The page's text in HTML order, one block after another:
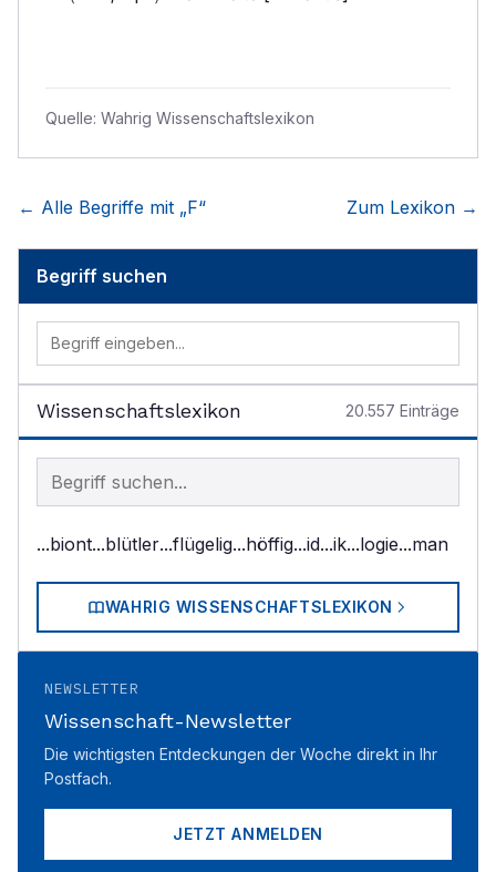
Quelle: Wahrig Wissenschaftslexikon
← Alle Begriffe mit „F“ Zum Lexikon →
Begriff suchen
Wissenschaftslexikon 20.557 Einträge
Begriff im Lexikon suchen
...biont...blütler...flügelig...höffig...id...ik...logie...man
WAHRIG WISSENSCHAFTSLEXIKON
NEWSLETTER
Wissenschaft-Newsletter
Die wichtigsten Entdeckungen der Woche direkt in Ihr
Postfach.
JETZT ANMELDEN